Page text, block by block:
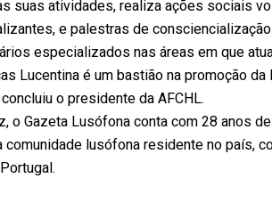
suas atividades, realiza ações sociais
e palestras de
especializados nas áreas em que
Lucentina é um bastião na promoção
o presidente da AFCHL.
o Gazeta Lusófona conta com 28 anos
comunidade lusófona residente no país,